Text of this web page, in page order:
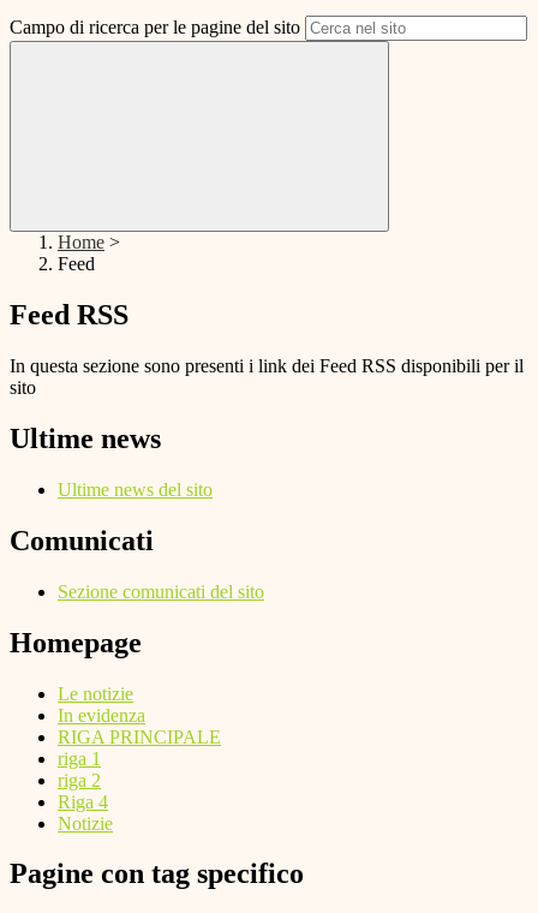
Campo di ricerca per le pagine del sito
Home >
Feed
Feed RSS
In questa sezione sono presenti i link dei Feed RSS disponibili per il
sito
Ultime news
Ultime news del sito
Comunicati
Sezione comunicati del sito
Homepage
Le notizie
In evidenza
RIGA PRINCIPALE
riga 1
riga 2
Riga 4
Notizie
Pagine con tag specifico